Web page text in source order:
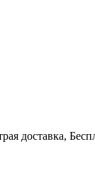
доставка,